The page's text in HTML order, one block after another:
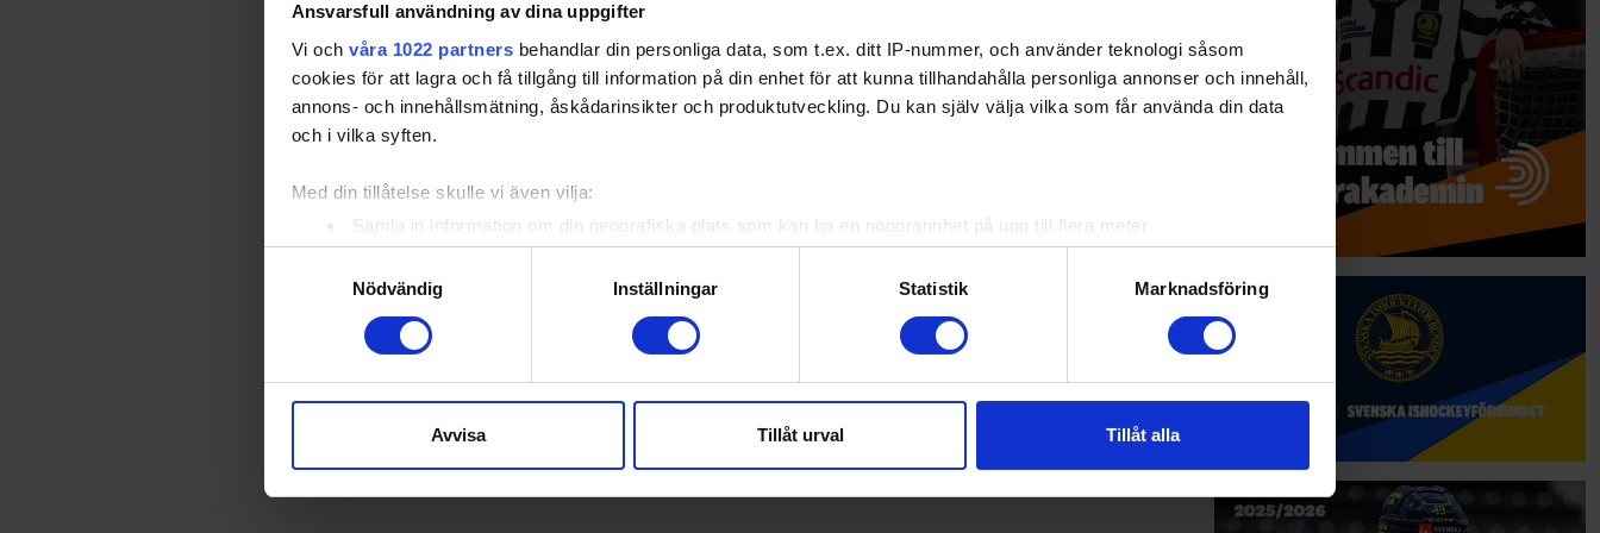
Ansvarsfull användning av dina uppgifter
Vi och våra 1022 partners behandlar din personliga data, som t.ex. ditt IP-nummer, och använder teknologi såsom
cookies för att lagra och få tillgång till information på din enhet för att kunna tillhandahålla personliga annonser och innehåll,
annons- och innehållsmätning, åskådarinsikter och produktutveckling. Du kan själv välja vilka som får använda din data
och i vilka syften.
Med din tillåtelse skulle vi även vilja:
Samla in information om din geografiska plats som kan ha en noggrannhet på upp till flera meter
Identifiera din enhet genom att aktivt skanna den för specifika kännetecken (fingeravtryck)
Ta reda på mer om hur dina personliga uppgifter behandlas och ställ in dina preferenser i
detaljsektionen. Du kan ändra
eller dra tillbaka ditt samtycke när som helst från cookie-förklaringen.
sociala medier och analysera vår trafik. Vi vidarebefordrar även sådana identifierare och annan information från din enhet
till de sociala medier och annons- och analysföretag som vi samarbetar med. Dessa kan i sin tur kombinera informationen
Nödvändig
Inställningar Statistik Marknadsföring
Avvisa Tillåt urval Tillåt alla
Malmö IF 2
1992, 1994
Gävle GIK
IF Björklöven